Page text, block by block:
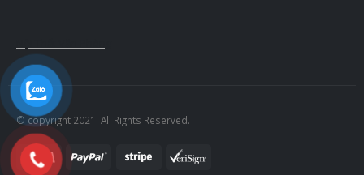
© copyright 2021. All Rights Reserved.